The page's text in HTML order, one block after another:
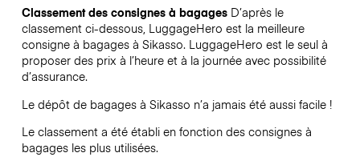
Classement des consignes à bagages D’après le
classement ci-dessous, LuggageHero est la meilleure
consigne à bagages à Sikasso. LuggageHero est le seul à
proposer des prix à l’heure et à la journée avec possibilité
d’assurance.
Le dépôt de bagages à Sikasso n’a jamais été aussi facile !
Le classement a été établi en fonction des consignes à
bagages les plus utilisées.